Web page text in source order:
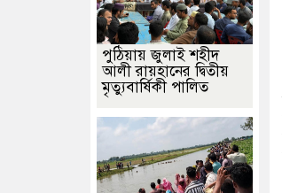
পুঠিয়ায় জুলাই শহীদ
আলী রায়হানের দ্বিতীয়
মৃত্যুবার্ষিকী পালিত